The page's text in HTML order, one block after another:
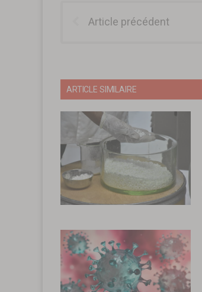
Article précédent
ARTICLE SIMILAIRE